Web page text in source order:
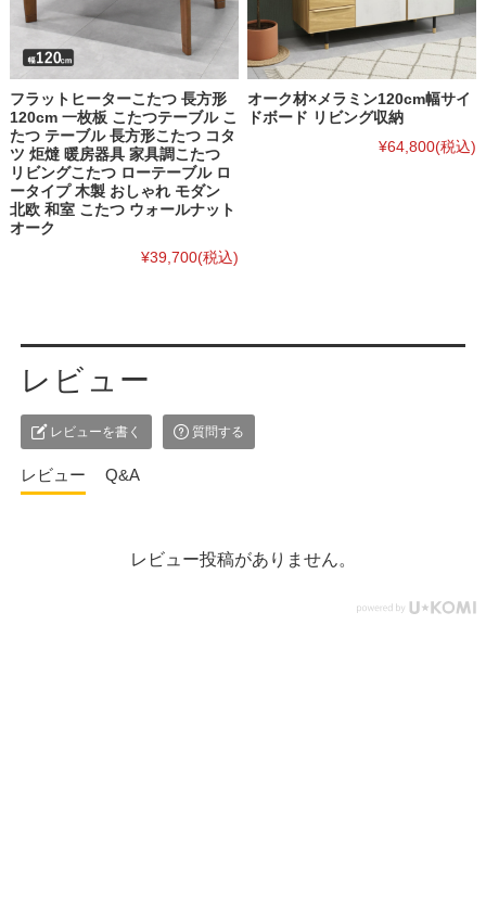
フラットヒーターこたつ 長方形
120cm 一枚板 こたつテーブル こ
たつ テーブル 長方形こたつ コタ
ツ 炬燵 暖房器具 家具調こたつ
リビングこたつ ローテーブル ロ
ータイプ 木製 おしゃれ モダン
北欧 和室 こたつ ウォールナット
オーク
¥39,700(税込)
オーク材×メラミン120cm幅サイ
ドボード リビング収納
¥64,800(税込)
レビュー
レビューを書く 質問する
レビュー Q&A
レビュー投稿がありません。